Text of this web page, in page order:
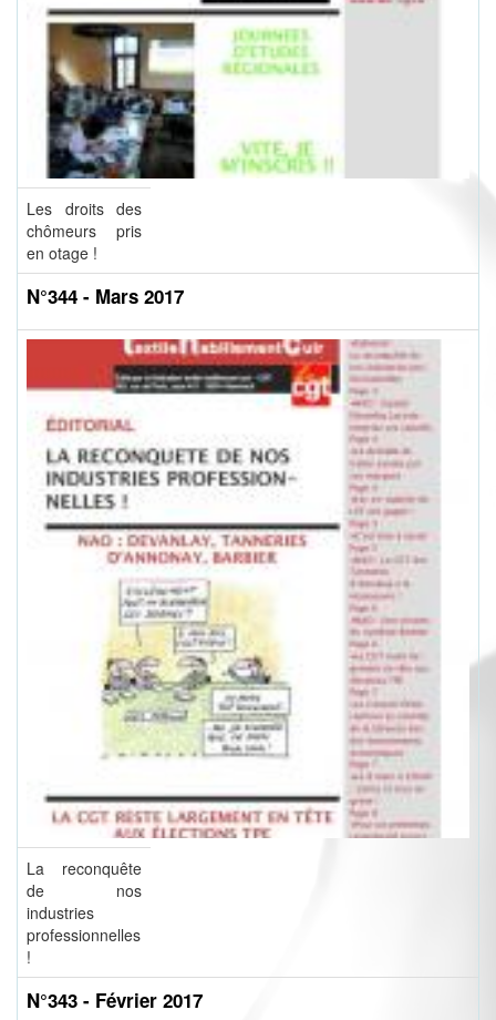
Les droits des
chômeurs pris
en otage !
N°344 - Mars 2017
La reconquête
de nos
industries
professionnelles
!
N°343 - Février 2017